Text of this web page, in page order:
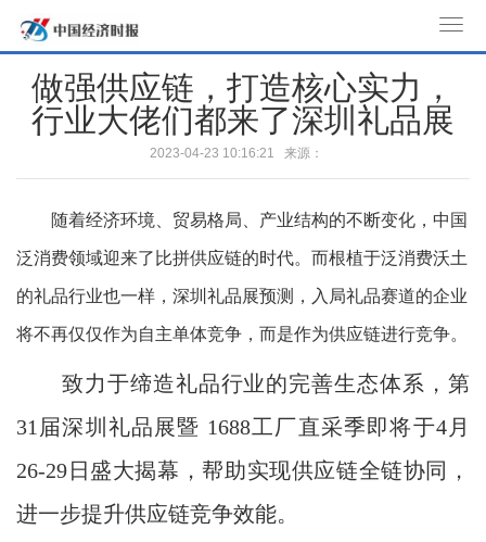
o
g
i
做强供应链，打造核心实力，
行业大佬们都来了深圳礼品展
2023-04-23 10:16:21 来源：
随着经济环境、贸易格局、产业结构的不断变化，中国
泛消费领域迎来了比拼供应链的时代。而根植于泛消费沃土
的礼品行业也一样，深圳礼品展预测，入局礼品赛道的企业
将不再仅仅作为自主单体竞争，而是作为供应链进行竞争。
致力于缔造礼品行业的完善生态体系，第
31届深圳礼品展暨 1688工厂直采季即将于4月
26-29日盛大揭幕，帮助实现供应链全链协同，
进一步提升供应链竞争效能。